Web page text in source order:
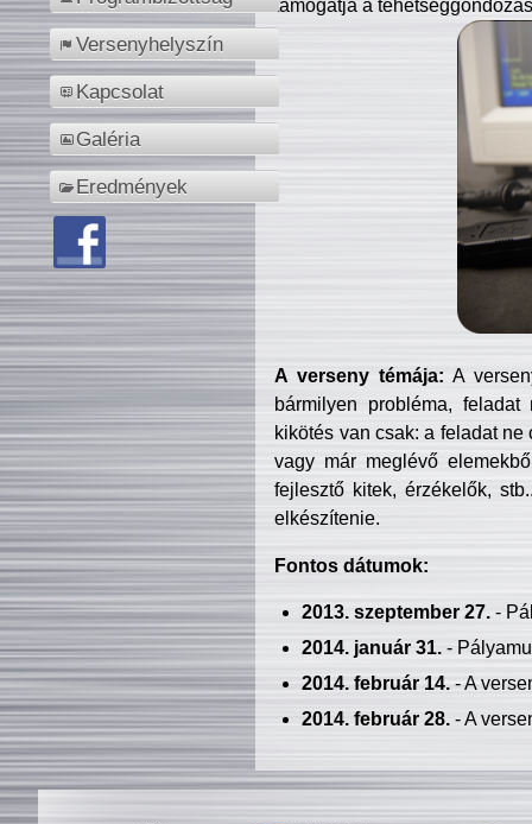
Versenyhelyszín
Kapcsolat
Galéria
Eredmények
támogatja a
A verseny témája: A
bármilyen probléma, feladat
kikötés van csak: a feladat
vagy már meglévő
fejlesztő kitek, érzékelők,
elkészítenie.
Fontos dátumok:
2013. szeptember 27.-
2014. január 31.-
2014. február 14.- A
2014. február 28.- A